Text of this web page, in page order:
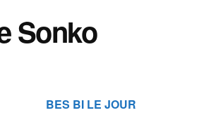
Sonko
BES BI LE JOUR